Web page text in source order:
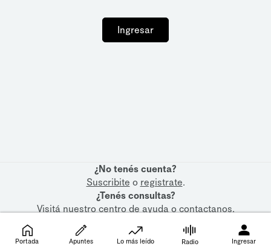
Ingresar
¿No tenés cuenta?
Suscribite o registrate.
¿Tenés consultas?
Visitá nuestrocentro de ayudaocontactanos.
Portada Apuntes Lo más leído Radio Ingresar